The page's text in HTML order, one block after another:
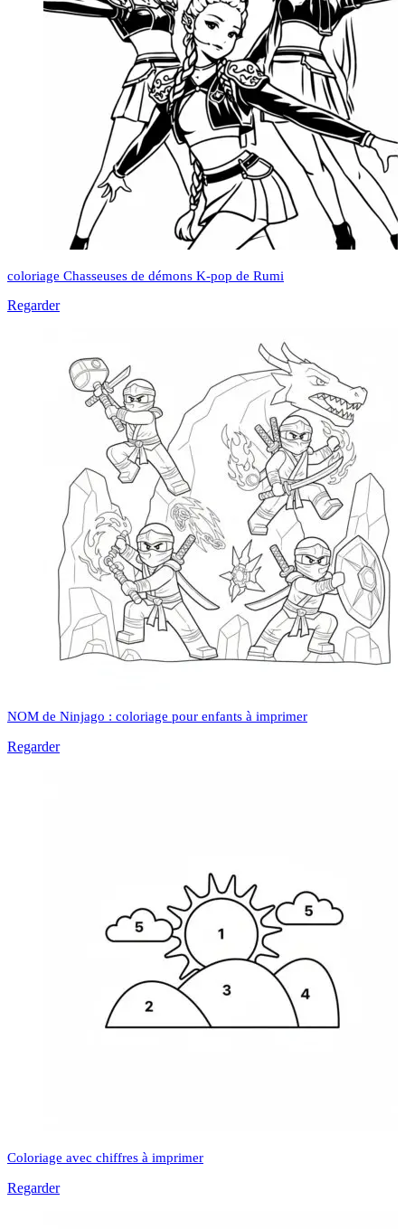
coloriage Chasseuses de démons K-pop de Rumi
Regarder
NOM de Ninjago : coloriage pour enfants à imprimer
Regarder
Coloriage avec chiffres à imprimer
Regarder